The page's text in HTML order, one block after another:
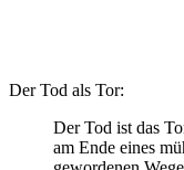
Der Tod als Tor:
Der Tod ist das
am Ende eines